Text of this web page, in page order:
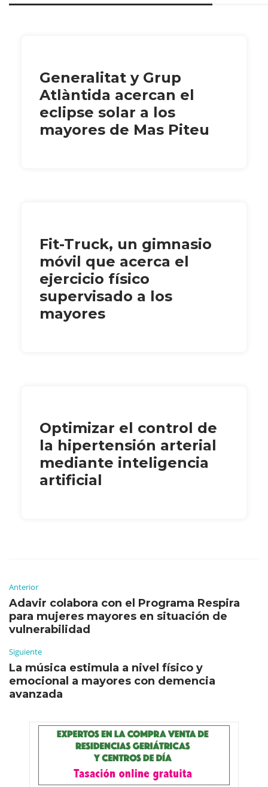
Generalitat y Grup
Atlàntida acercan el
eclipse solar a los
mayores de Mas Piteu
Fit-Truck, un gimnasio
móvil que acerca el
ejercicio físico
supervisado a los
mayores
Optimizar el control de
la hipertensión arterial
mediante inteligencia
artificial
Anterior
Adavir colabora con el Programa Respira
para mujeres mayores en situación de
vulnerabilidad
Siguiente
La música estimula a nivel físico y
emocional a mayores con demencia
avanzada